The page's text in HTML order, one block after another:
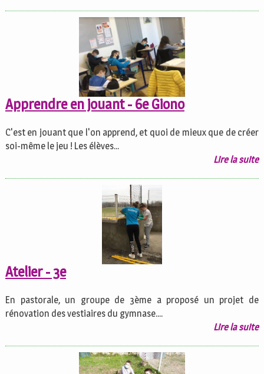
Apprendre en jouant - 6e Giono
C'est en jouant que l'on apprend, et quoi de mieux que de créer
soi-même le jeu ! Les élèves...
Lire la suite
Atelier - 3e
En pastorale, un groupe de 3ème a proposé un projet de
rénovation des vestiaires du gymnase....
Lire la suite